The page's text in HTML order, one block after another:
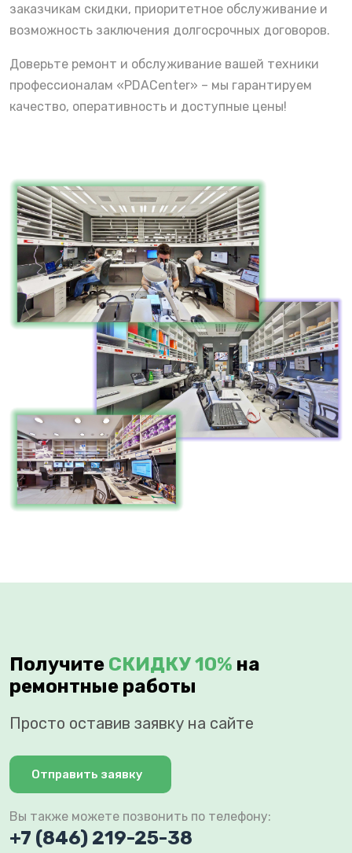
заказчикам скидки, приоритетное обслуживание и
возможность заключения долгосрочных договоров.
Доверьте ремонт и обслуживание вашей техники
профессионалам «PDACenter» – мы гарантируем
качество, оперативность и доступные цены!
Получите СКИДКУ 10% на
ремонтные работы
Просто оставив заявку на сайте
Отправить заявку
Вы также можете позвонить по телефону:
+7 (846) 219-25-38